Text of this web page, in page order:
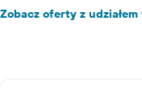
Zobacz oferty z udziałem